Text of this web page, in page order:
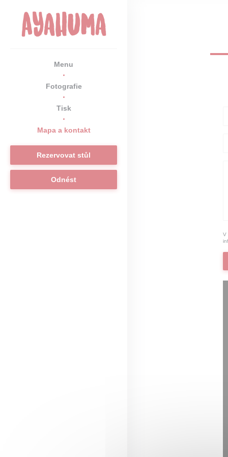
Menu
Fotografie
Tisk
Mapa a kontakt
Rezervovat stůl
Odnést
V